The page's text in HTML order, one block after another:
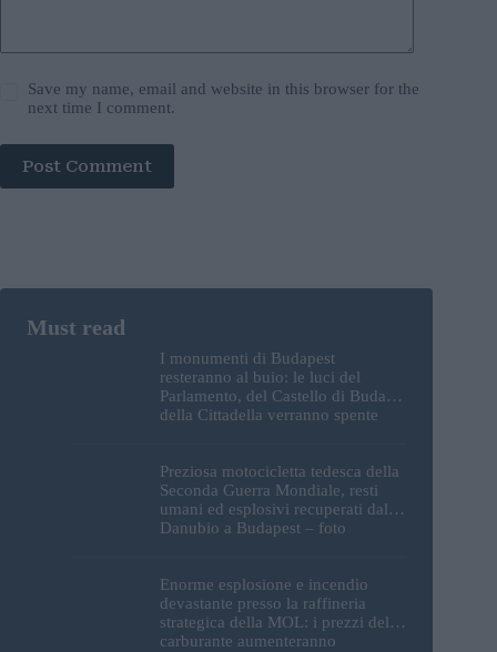
Save my name, email and website in this browser for the
next time I comment.
Post Comment
I monumenti di Budapest
resteranno al buio: le luci del
Parlamento, del Castello di Buda e
della Cittadella verranno spente
Preziosa motocicletta tedesca della
Seconda Guerra Mondiale, resti
umani ed esplosivi recuperati dal
Danubio a Budapest – foto
Enorme esplosione e incendio
devastante presso la raffineria
strategica della MOL: i prezzi del
carburante aumenteranno